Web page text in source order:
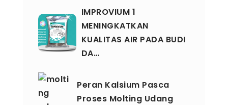
IMPROVIUM 1
MENINGKATKAN
KUALITAS AIR PADA BUDI
DA…
Peran Kalsium Pasca
Proses Molting Udang